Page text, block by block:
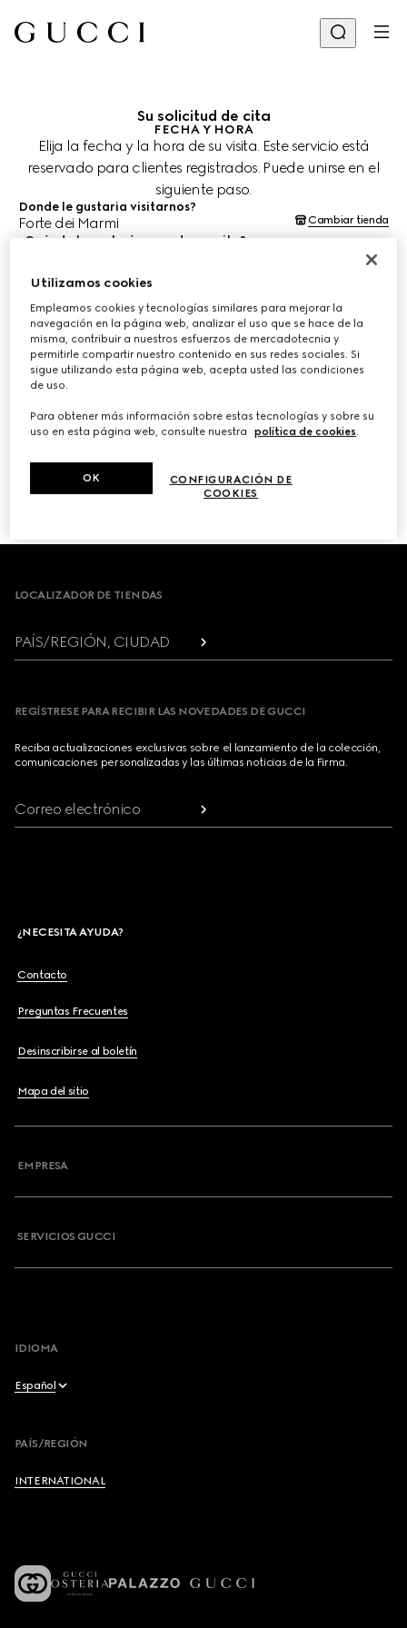
Su solicitud de cita
FECHA Y HORA
Elija la fecha y la hora de su visita. Este servicio está
reservado para clientes registrados. Puede unirse en el
siguiente paso.
Donde le gustaria visitarnos?
Forte dei Marmi Cambiar tienda
¿Cuándo le gustaría agendar su cita?
Las fechas y horas se muestran en la hora local de la tienda (CEST)
7 ago. 2026
ELIJA EL HORARIO*
Footer
LOCALIZADOR DE TIENDAS
PAÍS/REGIÓN, CIUDAD
REGÍSTRESE PARA RECIBIR LAS NOVEDADES DE GUCCI
Reciba actualizaciones exclusivas sobre el lanzamiento de la colección,
comunicaciones personalizadas y las últimas noticias de la Firma.
Correo electrónico
¿NECESITA AYUDA?
Contacto
Preguntas Frecuentes
Desinscribirse al boletín
Mapa del sitio
EMPRESA
SERVICIOS GUCCI
IDIOMA
Español
Français
PAÍS/REGIÓN
INTERNATIONAL
Utilizamos cookies
Empleamos cookies y tecnologías similares para mejorar la
navegación en la página web, analizar el uso que se hace de la
misma, contribuir a nuestros esfuerzos de mercadotecnia y
permitirle compartir nuestro contenido en sus redes sociales. Si
sigue utilizando esta página web, acepta usted las condiciones
de uso.
Para obtener más información sobre estas tecnologías y sobre su
uso en esta página web, consulte nuestra
política de cookies.
CONFIGURACIÓN DE
COOKIES
OK